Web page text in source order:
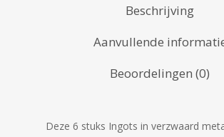
Beschrijving
Aanvullende
Beoordelingen (0)
Deze 6 stuks Ingots in verzwaard